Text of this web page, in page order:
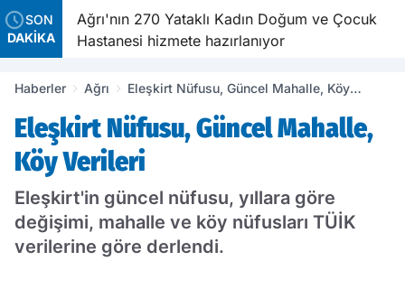
SON
DAKİKA
Dünya
Ağrı'nın 270 Yataklı Kadın Doğum ve Çocuk
Hastanesi hizmete hazırlanıyor
Haberler Ağrı
Eleşkirt Nüfusu, Güncel Mahalle, Köy
Eleşkirt Nüfusu, Güncel Mahalle,
Köy Verileri
Eleşkirt'in güncel nüfusu, yıllara göre
değişimi, mahalle ve köy nüfusları TÜİK
verilerine göre derlendi.